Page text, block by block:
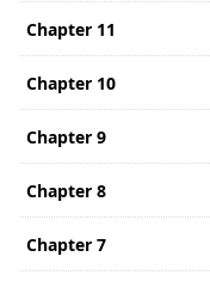
Chapter 11
Chapter 10
Chapter 9
Chapter 8
Chapter 7